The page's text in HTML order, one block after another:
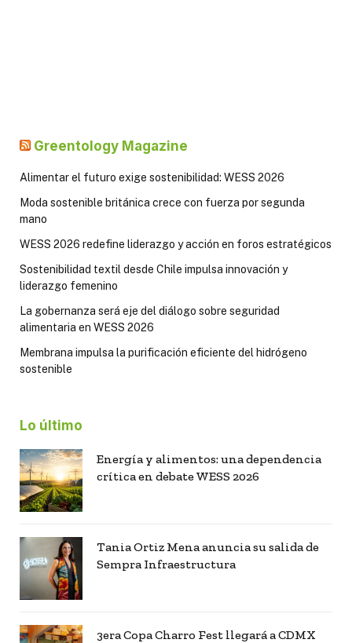
Greentology Magazine
Alimentar el futuro exige sostenibilidad: WESS 2026
Moda sostenible británica crece con fuerza por segunda
mano
WESS 2026 redefine liderazgo y acción en foros estratégicos
Sostenibilidad textil desde Chile impulsa innovación y
liderazgo femenino
La gobernanza será eje del diálogo sobre seguridad
alimentaria en WESS 2026
Membrana impulsa la purificación eficiente del hidrógeno
sostenible
Lo último
Energía y alimentos: una dependencia
crítica en debate WESS 2026
Tania Ortiz Mena anuncia su salida de
Sempra Infraestructura
3era Copa Charro Fest llegará a CDMX